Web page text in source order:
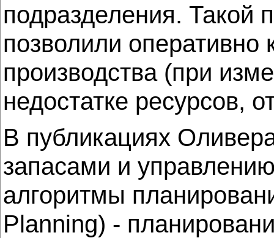
подразделения. Такой
позволили оперативно
производства (при
недостатке ресурсов,
В публикациях
запасами и
алгоритмы
Planning) -